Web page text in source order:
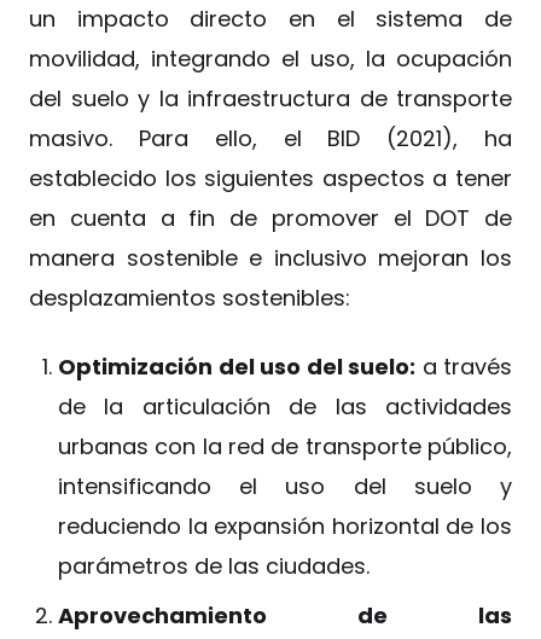
un impacto directo en el sistema de
movilidad, integrando el uso, la ocupación
del suelo y la infraestructura de transporte
masivo. Para ello, el BID (2021), ha
establecido los siguientes aspectos a tener
en cuenta a fin de promover el DOT de
manera sostenible e inclusivo mejoran los
desplazamientos sostenibles:
Optimización del uso del suelo: a través
de la articulación de las actividades
urbanas con la red de transporte público,
intensificando el uso del suelo y
reduciendo la expansión horizontal de los
parámetros de las ciudades.
Aprovechamiento de las